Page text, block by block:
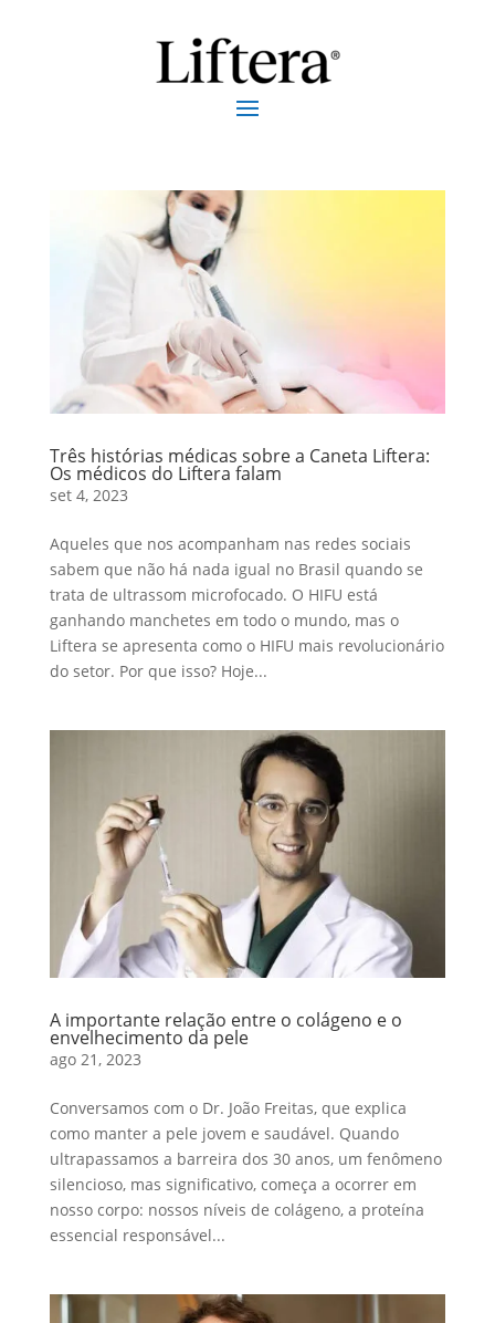
Três histórias médicas sobre a Caneta Liftera:
Os médicos do Liftera falam
set 4, 2023
Aqueles que nos acompanham nas redes sociais
sabem que não há nada igual no Brasil quando se
trata de ultrassom microfocado. O HIFU está
ganhando manchetes em todo o mundo, mas o
Liftera se apresenta como o HIFU mais revolucionário
do setor. Por que isso? Hoje...
A importante relação entre o colágeno e o
envelhecimento da pele
ago 21, 2023
Conversamos com o Dr. João Freitas, que explica
como manter a pele jovem e saudável. Quando
ultrapassamos a barreira dos 30 anos, um fenômeno
silencioso, mas significativo, começa a ocorrer em
nosso corpo: nossos níveis de colágeno, a proteína
essencial responsável...